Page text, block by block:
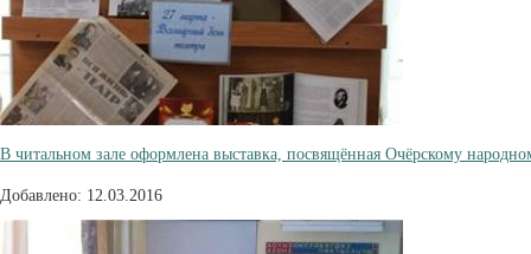
В читальном зале оформлена выставка, посвящённая Очёрскому
Добавлено: 12.03.2016